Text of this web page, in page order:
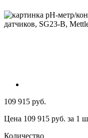
109 915 руб.
Цена 109 915 руб. за 1
Количество